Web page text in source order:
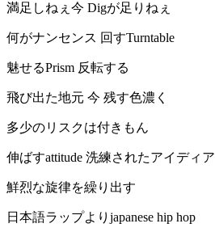
満足しねぇ今 Digが足りねぇ
何がナンセンス 回すTurntable
魅せるPrism 反転する
飛び出た地元 今 残す色濃く
多少のリスクは付きもん
伸ばすattitude 洗練されたアイディア
鮮烈な旋律を繰り出す
日本語ラップよりjapanese hip hop